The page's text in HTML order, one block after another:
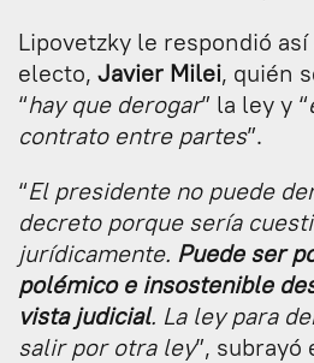
Lipovetzky le respondió
electo, Javier Milei, quién
“hay que derogar” la ley y “
contrato entre partes”.
“El presidente no puede
decreto porque sería
jurídicamente. Puede ser
polémico e insostenible
vista judicial. La ley para
salir por otra ley”, subrayó